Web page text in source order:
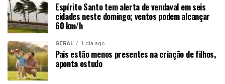
Espírito Santo tem alerta de vendaval em seis
cidades neste domingo; ventos podem alcançar
60 km/h
GERAL 1 dia ago
Pais estão menos presentes na criação de filhos,
aponta estudo